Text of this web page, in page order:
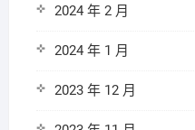
2024 年 2 月
2024 年 1 月
2023 年 12 月